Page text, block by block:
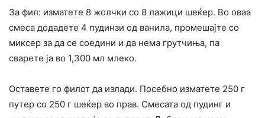
За фил: изматете 8 жолчки со 8 лажици шеќер. Во оваа
смеса додадете 4 пудинзи од ванила, промешајте со
миксер за да се соедини и да нема грутчиња, па
сварете ја во 1,300 мл млеко.
Оставете го филот да излади. Посебно изматете 250 г
путер со 250 г шеќер во прав. Смесата од пудинг и